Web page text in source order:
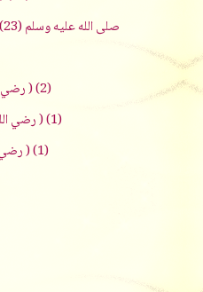
SEERAT-E-RASOOL ALLAH صلى الله عليه وسلم(23)
Abdullah ibn Abbas (رضي الله عنه )
(2)
Abdullah ibn Masood (رضي الله عنه )
(1)
Abdullah ibn Umar (رضي الله عنه )
(1)